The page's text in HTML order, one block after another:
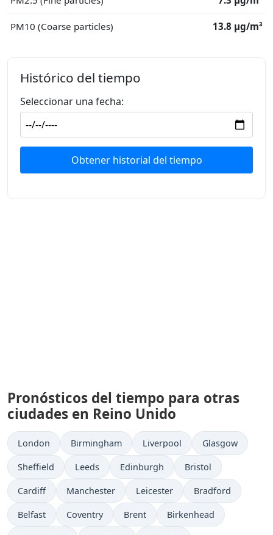
PM10 (Coarse particles) 13.8 μg/m³
Histórico del tiempo
Seleccionar una fecha:
Obtener historial del tiempo
Pronósticos del tiempo para otras
ciudades en Reino Unido
London Birmingham Liverpool Glasgow
Sheffield Leeds Edinburgh Bristol
Cardiff Manchester Leicester Bradford
Belfast Coventry Brent Birkenhead